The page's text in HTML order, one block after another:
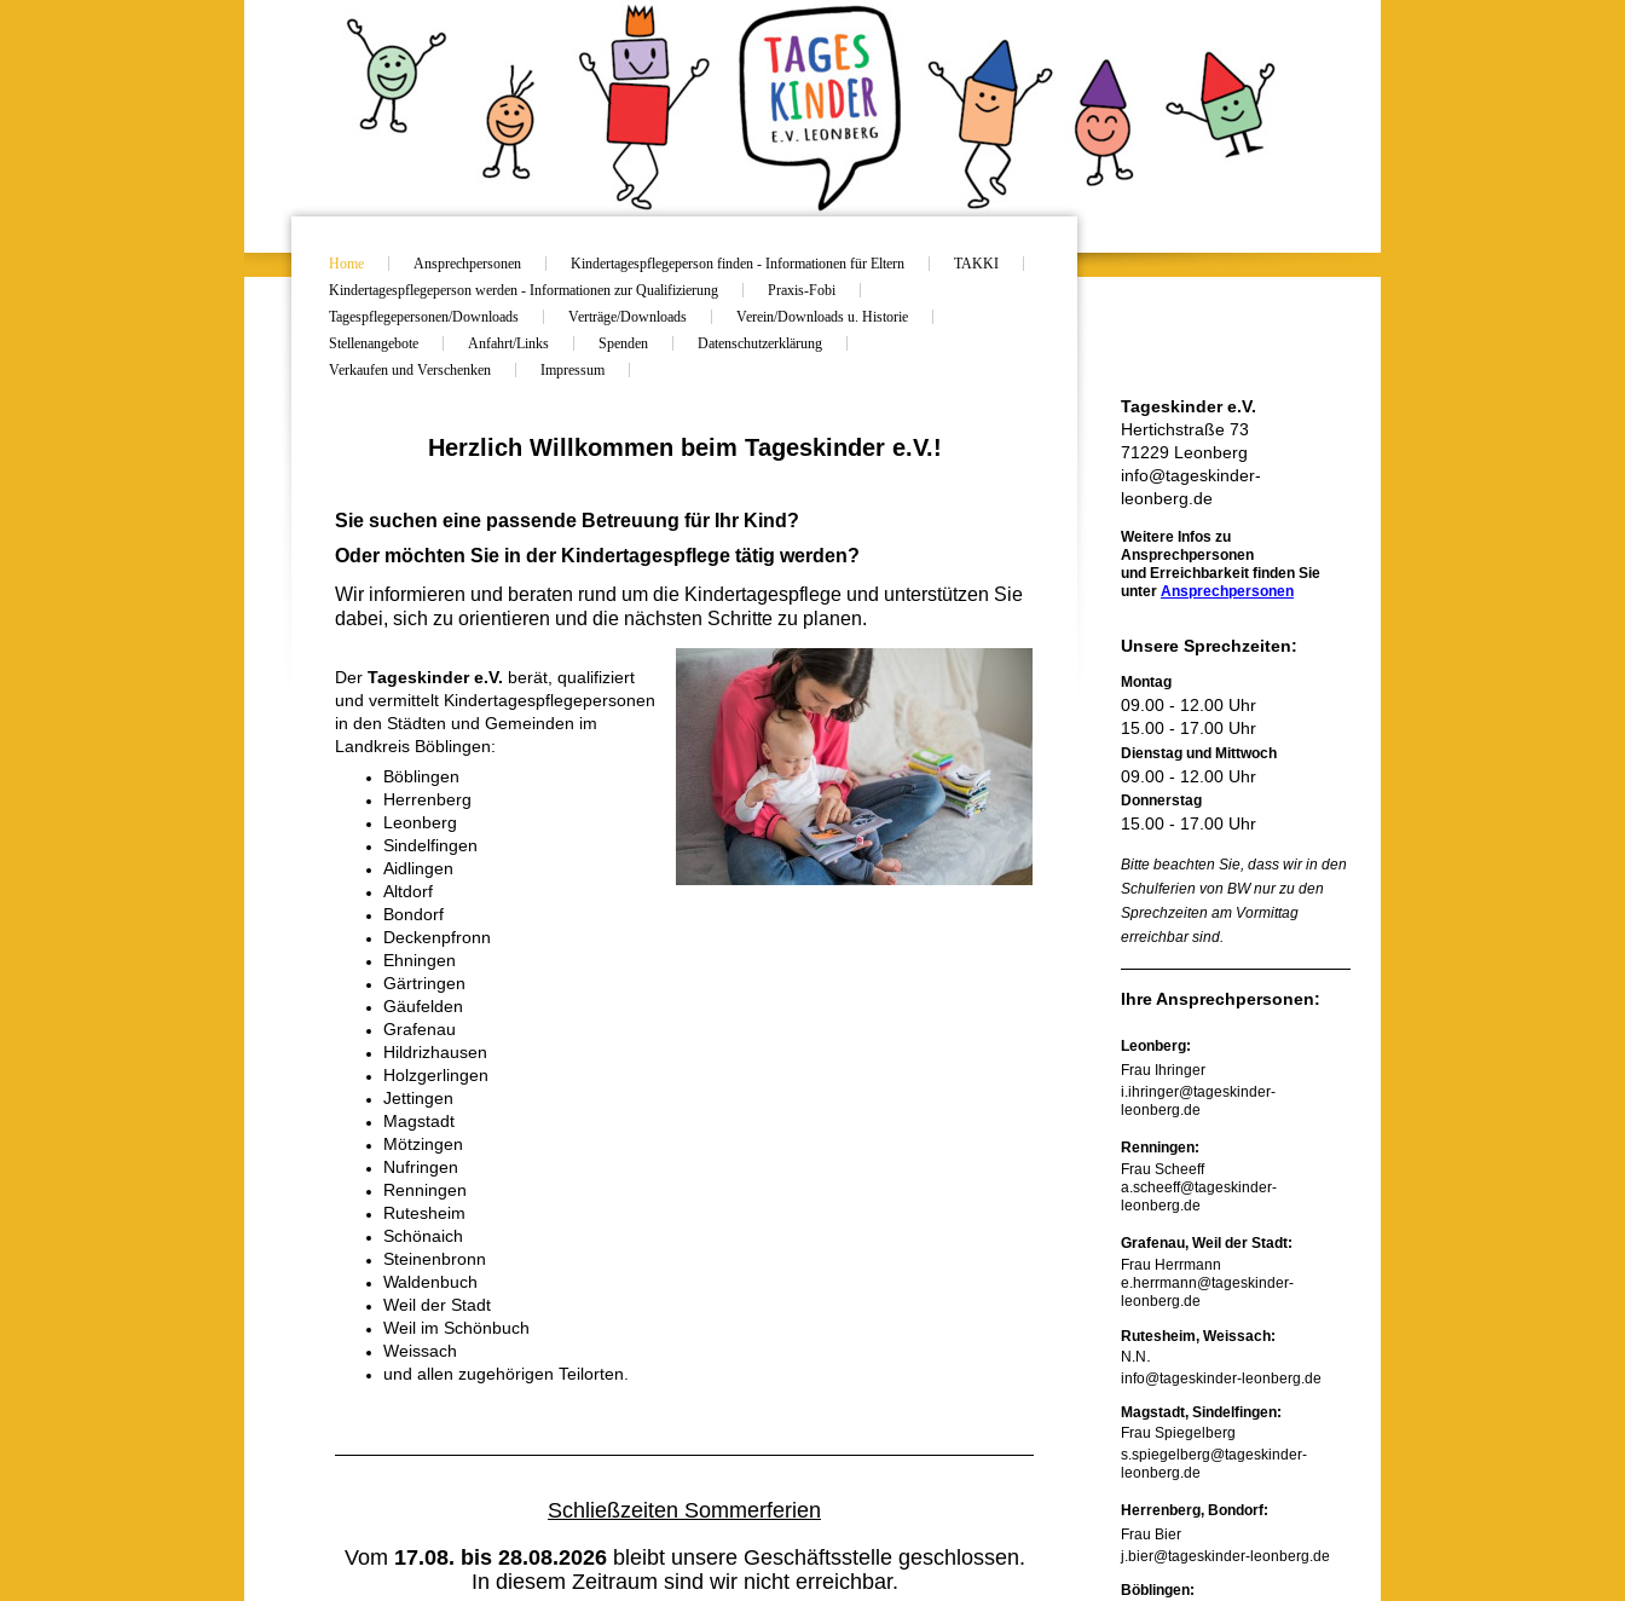
Home Ansprechpersonen Kindertagespflegeperson finden - Informationen für Eltern
TAKKI
Kindertagespflegeperson werden - Informationen zur Qualifizierung
Praxis-Fobi
Tagespflegepersonen/Downloads
Verträge/Downloads
Verein/Downloads u. Historie
Stellenangebote
Anfahrt/Links Spenden
Datenschutzerklärung
Verkaufen und Verschenken
Impressum
Herzlich Willkommen beim Tageskinder e.V.!
Sie suchen eine passende Betreuung für Ihr Kind?
Oder möchten Sie in der Kindertagespflege tätig werden?
Wir informieren und beraten rund um die Kindertagespflege und unterstützen Sie
dabei, sich zu orientieren und die nächsten Schritte zu planen.
Der Tageskinder e.V. berät, qualifiziert
und vermittelt Kindertagespflegepersonen
in den Städten und Gemeinden im
Landkreis Böblingen:
Böblingen
Herrenberg
Leonberg
Sindelfingen
Aidlingen
Altdorf
Bondorf
Deckenpfronn
Ehningen
Gärtringen
Gäufelden
Grafenau
Hildrizhausen
Holzgerlingen
Jettingen
Magstadt
Mötzingen
Nufringen
Renningen
Rutesheim
Schönaich
Steinenbronn
Waldenbuch
Weil der Stadt
Weil im Schönbuch
Weissach
und allen zugehörigen Teilorten.
Schließzeiten Sommerferien
Vom 17.08. bis 28.08.2026bleibt unsere Geschäftsstelle geschlossen.
In diesem Zeitraum sind wir nicht erreichbar.
Tageskinder e.V.
Hertichstraße 73
71229 Leonberg
info@tageskinder-
leonberg.de
Weitere Infos zu
Ansprechpersonen
und Erreichbarkeit finden Sie
unter Ansprechpersonen
Unsere Sprechzeiten:
Montag
09.00 - 12.00 Uhr
15.00 - 17.00 Uhr
Dienstag und Mittwoch
09.00 - 12.00 Uhr
Donnerstag
15.00 - 17.00 Uhr
Bitte beachten Sie, dass wir in den
Schulferien von BW nur zu den
Sprechzeiten am Vormittag
erreichbar sind.
Ihre Ansprechpersonen:
Leonberg:
Frau Ihringer
i.ihringer@tageskinder-
leonberg.de
Renningen:
Frau Scheeff
a.scheeff@tageskinder-
leonberg.de
Grafenau, Weil der Stadt:
Frau Herrmann
e.herrmann@tageskinder-
leonberg.de
Rutesheim, Weissach:
N.N
info@tageskinder-leonberg.de
Magstadt, Sindelfingen:
Frau Spiegelberg
s.spiegelberg@tageskinder-
leonberg.de
Herrenberg, Bondorf:
Frau Bier
j.bier@tageskinder-leonberg.de
Böblingen: